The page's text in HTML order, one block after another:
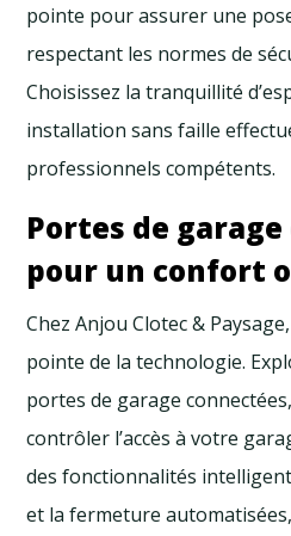
pointe pour assurer une
respectant les normes de
Choisissez la tranquillité
installation sans faille
professionnels compétents.
Portes de
pour un confort
Chez Anjou Clotec &
pointe de la technologie.
portes de garage
contrôler l’accès à votre
des fonctionnalités
et la fermeture